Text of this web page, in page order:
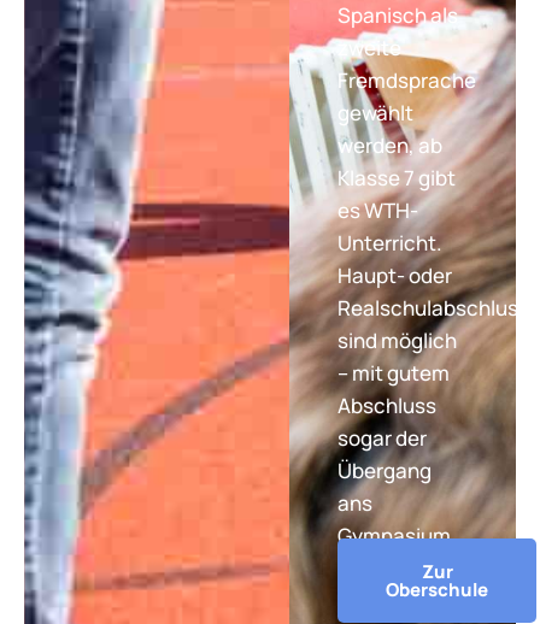
Spanisch als
zweite
Fremdsprache
gewählt
werden, ab
Klasse 7 gibt
es WTH-
Unterricht.
Haupt- oder
Realschulabschluss
sind möglich
– mit gutem
Abschluss
sogar der
Übergang
ans
Gymnasium.
Zur
Oberschule